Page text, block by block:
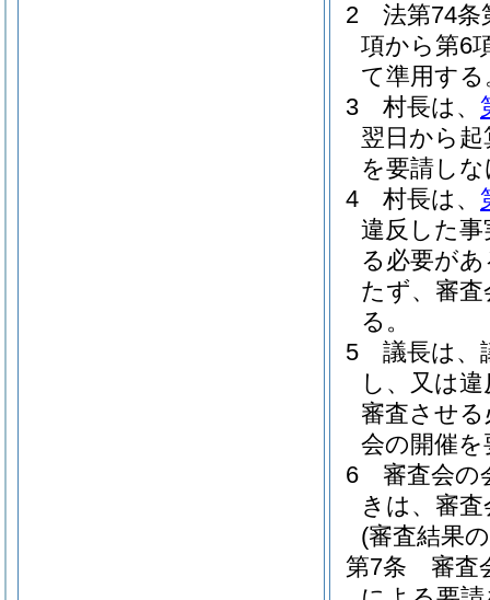
2
法第74条
項から第6
て準用する
3
村長は、
翌日から
を要請し
4
村長は、
違反した
る必要が
たず、審
る。
5
議長は、
し、又は
審査させ
会の開催
6
審査会の
きは、審
(審査結果
第7条
審査